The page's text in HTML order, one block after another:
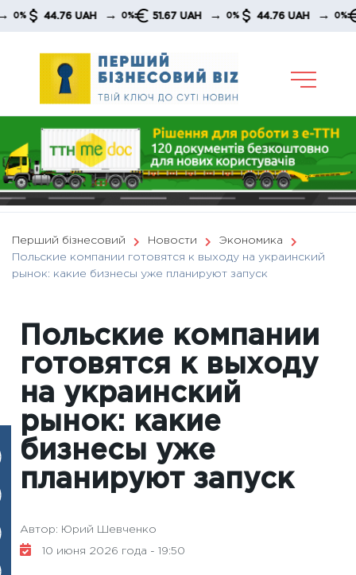
Skip
44.76 UAH → 0% 51.67 UAH → 0% 44.76 UAH → 0%
Перший бізнесовий Новости
Экономика
Польские компании готовятся к выходу на украинский
рынок: какие бизнесы уже планируют запуск
Польские компании
готовятся к выходу
на украинский
рынок: какие
бизнесы уже
планируют запуск
Автор: Юрий Шевченко
10 июня 2026 года - 19:50